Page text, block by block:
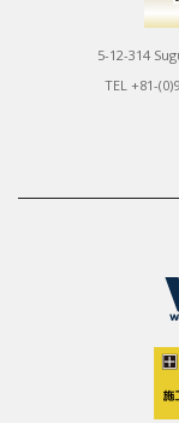
5-12-314
TEL +81-